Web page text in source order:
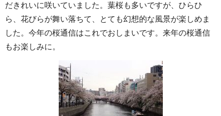
だきれいに咲いていました。葉桜も多いですが、ひらひ
ら、花びらが舞い落ちて、とても幻想的な風景が楽しめま
した。今年の桜通信はこれでおしまいです。来年の桜通信
もお楽しみに。